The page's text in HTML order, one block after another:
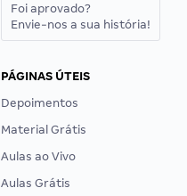
Foi aprovado?
Envie-nos a sua história!
PÁGINAS ÚTEIS
Depoimentos
Material Grátis
Aulas ao Vivo
Aulas Grátis